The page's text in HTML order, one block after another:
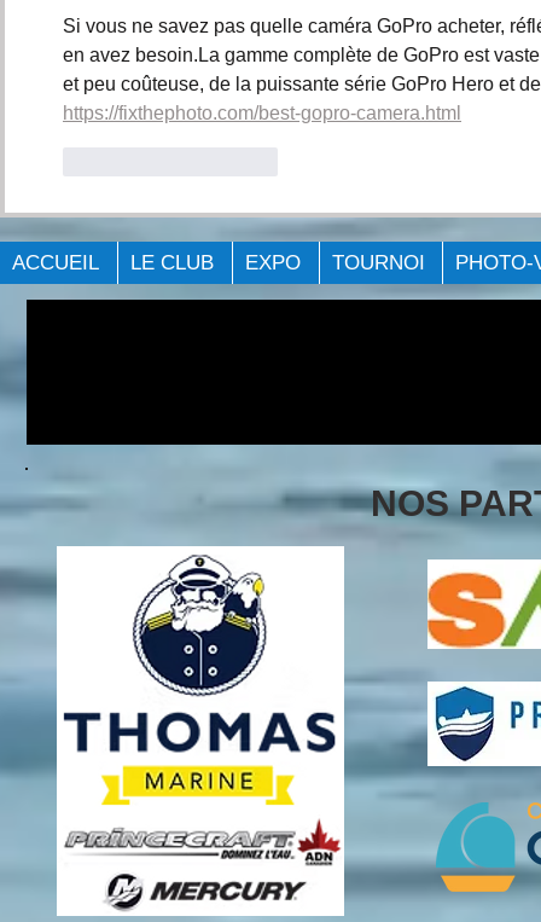
Si vous ne savez pas quelle caméra GoPro acheter,
en avez besoin.La gamme complète de GoPro est
et peu coûteuse, de la puissante série GoPro Hero et
https://fixthephoto.com/best-gopro-camera.html
ACCUEIL LE CLUB EXPO TOURNOI PHOTO-
NOS